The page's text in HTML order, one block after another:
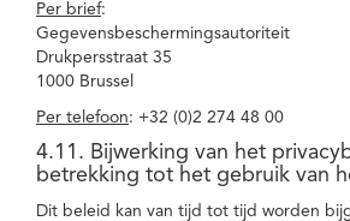
Per brief:
Gegevensbeschermingsautoriteit
Drukpersstraat 35
1000 Brussel
Per telefoon: +32 (0)2 274 48 00
4.11. Bijwerking van het
betrekking tot het gebruik van
Dit beleid kan van tijd tot tijd worden